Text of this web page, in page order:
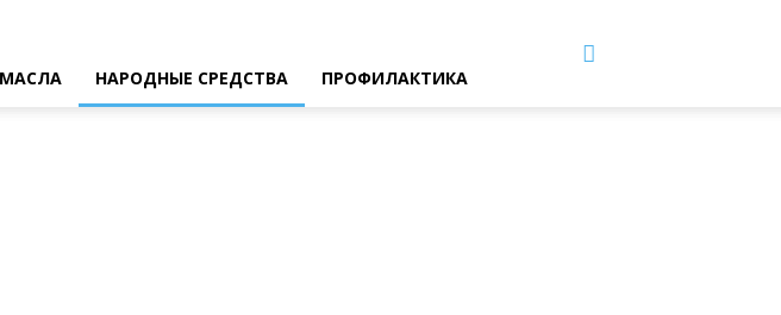
МАСЛА НАРОДНЫЕ СРЕДСТВА ПРОФИЛАКТИКА